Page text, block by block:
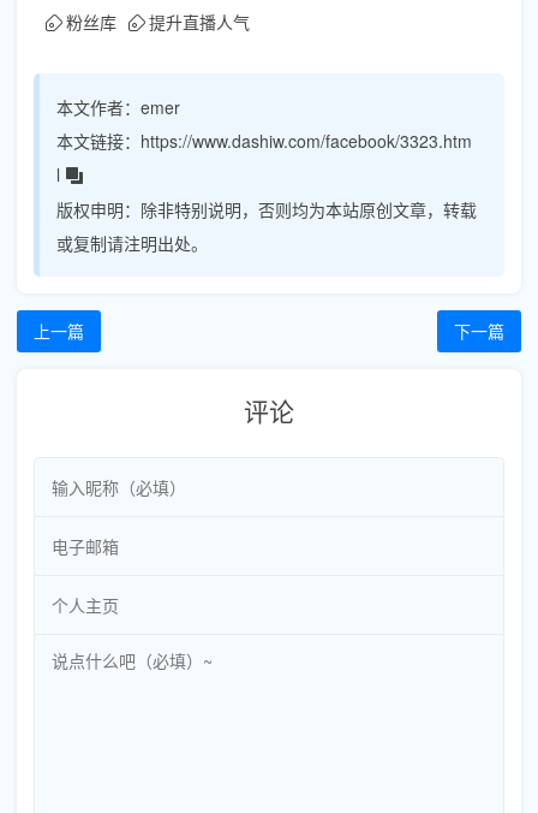
粉丝库
提升直播人气
本文作者： emer
本文链接： https://www.dashiw.com/facebook/3323.htm
l
版权申明： 除非特别说明，否则均为本站原创文章，转载
或复制请注明出处。
上一篇 下一篇
评论